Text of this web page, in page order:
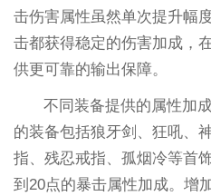
击伤害属性虽然单次提升幅
击都获得稳定的伤害加成，
供更可靠的输出保障。
不同装备提供的属性加
的装备包括狼牙剑、狂吼、
指、残忍戒指、孤烟冷等首
到20点的暴击属性加成。增